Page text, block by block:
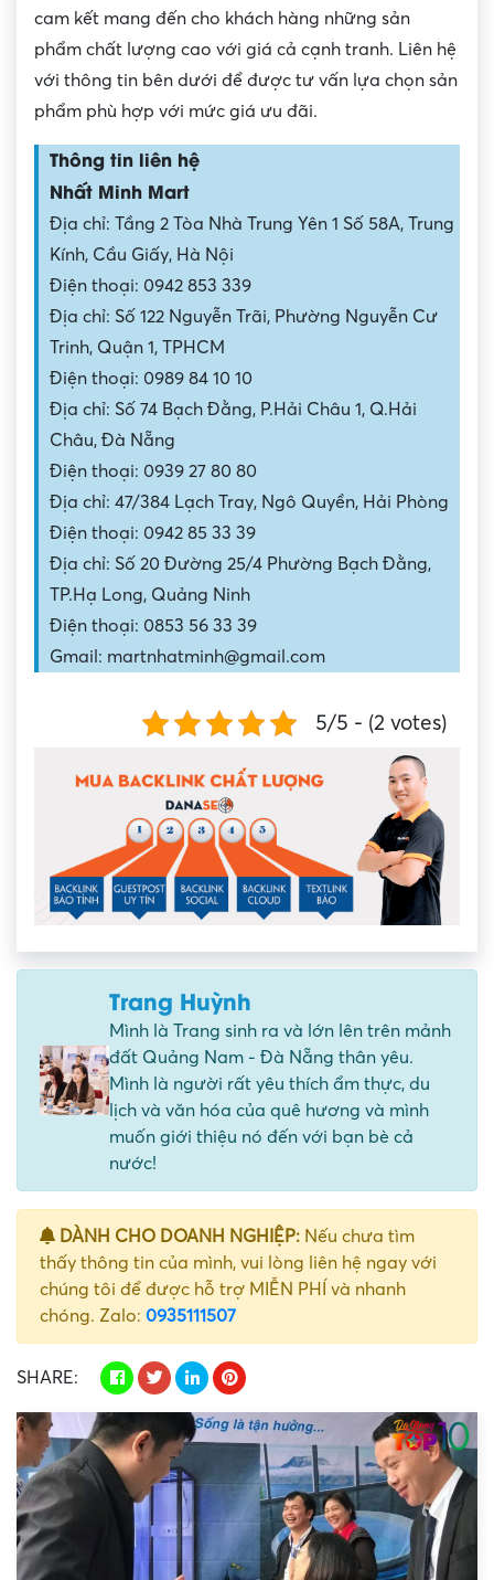
cam kết mang đến cho khách hàng những sản
phẩm chất lượng cao với giá cả cạnh tranh. Liên hệ
với thông tin bên dưới để được tư vấn lựa chọn sản
phẩm phù hợp với mức giá ưu đãi.
Thông tin liên hệ
Nhất Minh Mart
Địa chỉ: Tầng 2 Tòa Nhà Trung Yên 1 Số 58A, Trung
Kính, Cầu Giấy, Hà Nội
Điện thoại: 0942 853 339
Địa chỉ: Số 122 Nguyễn Trãi, Phường Nguyễn Cư
Trinh, Quận 1, TPHCM
Điện thoại: 0989 84 10 10
Địa chỉ: Số 74 Bạch Đằng, P.Hải Châu 1, Q.Hải
Châu, Đà Nẵng
Điện thoại: 0939 27 80 80
Địa chỉ: 47/384 Lạch Tray, Ngô Quyền, Hải Phòng
Điện thoại: 0942 85 33 39
Địa chỉ: Số 20 Đường 25/4 Phường Bạch Đằng,
TP.Hạ Long, Quảng Ninh
Điện thoại: 0853 56 33 39
Gmail: martnhatminh@gmail.com
5/5 - (2 votes)
Trang Huỳnh
Mình là Trang sinh ra và lớn lên trên mảnh
đất Quảng Nam - Đà Nẵng thân yêu.
Mình là người rất yêu thích ẩm thực, du
lịch và văn hóa của quê hương và mình
muốn giới thiệu nó đến với bạn bè cả
nước!
DÀNH CHO DOANH NGHIỆP: Nếu chưa tìm
thấy thông tin của mình, vui lòng liên hệ ngay với
chúng tôi để được hỗ trợ MIỄN PHÍ và nhanh
chóng. Zalo: 0935111507
SHARE: